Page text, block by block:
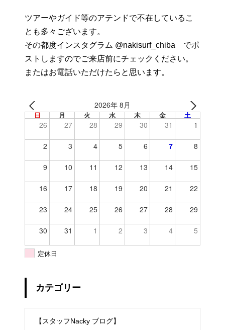
ツアーやガイド等のアテンドで不在しているこ
とも多々ございます。
その都度インスタグラム @nakisurf_chiba でポ
ストしますのでご来店前にチェックください。
またはお電話いただけたらと思います。
2026年 8月
日 月 火 水 木 金 土
26 27 28 29 30 31 1
2 3 4 5 6 7 8
9 10 11 12 13 14 15
16 17 18 19 20 21 22
23 24 25 26 27 28 29
30 31 1 2 3 4 5
定休日
カテゴリー
【スタッフNacky ブログ】